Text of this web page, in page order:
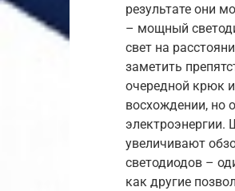
результате они
– мощный
свет на
заметить
очередной крюк
восхождении, но
электроэнергии.
увеличивают
светодиодов –
как другие